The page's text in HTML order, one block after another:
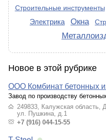
Строительные инструменты
Электрика Окна
Новое в этой рубрике
ООО Комбинат бетонных
Завод по производству
249833, Калужская область,
ул. Пушкина, д.1
+7 (916) 044-15-55